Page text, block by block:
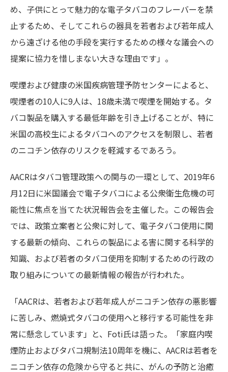
め、子供にとって魅力的な電子タバコのフレーバーを禁
止するため、そしてこれらの器具を若者および若年成人
から遠ざける他の手段を実行するための様々な議会への
提案に協力を惜しまない大きな理由です」。
喫煙および健康の米国疾病管理予防センターによると、
喫煙者の10人に9人は、18歳未満で喫煙を開始する。タ
バコ製品を購入する最低年齢を引き上げることが、特に
米国の高校生によるタバコへのアクセスを制限し、若者
のニコチン依存のリスクを軽減するであろう。
AACRはタバコ管理政策への関与の一環として、2019年6
月12日に米国議会で電子タバコによる公衆衛生危機の可
能性に焦点を当てた状況報告会を主催した。この報告会
では、政策立案者と公衆に対して、電子タバコ使用に関
する最新の傾向、これらの製品による害に関する科学的
知識、および若者のタバコ使用を抑制するための行政の
取り組みについての最新情報の報告が行われた。
「AACRは、若者および若年成人がニコチン依存の悪影響
に苦しみ、燃焼式タバコの使用へと移行する可能性を非
常に懸念しています」と、Foti氏は語った。「家庭内喫
煙防止およびタバコ規制法10周年を機に、AACRは若者を
ニコチン依存の危険から守ると共に、がんの予防と治癒